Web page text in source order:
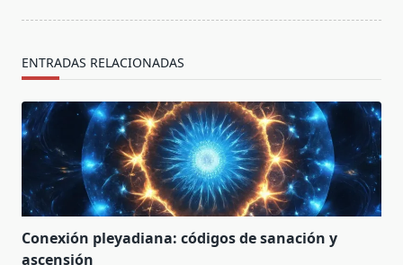
ENTRADAS RELACIONADAS
Conexión pleyadiana: códigos de sanación y
ascensión